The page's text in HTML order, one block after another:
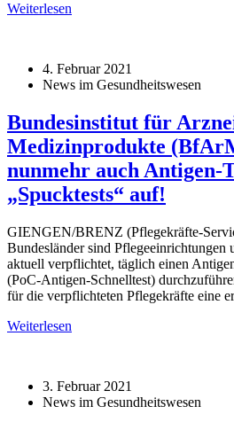
Weiterlesen
4. Februar 2021
News im Gesundheitswesen
Bundesinstitut für
Medizinprodukte
nunmehr auch Antigen-
„Spucktests“ auf!
GIENGEN/BRENZ (Pflegekräfte-
Bundesländer sind Pflegeeinrichtungen
aktuell verpflichtet, täglich einen
(PoC-Antigen-Schnelltest)
für die verpflichteten Pflegekräfte eine
Weiterlesen
3. Februar 2021
News im Gesundheitswesen